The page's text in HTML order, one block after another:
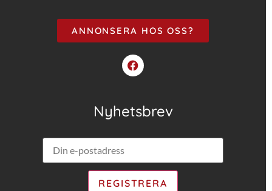
ANNONSERA HOS OSS?
Nyhetsbrev